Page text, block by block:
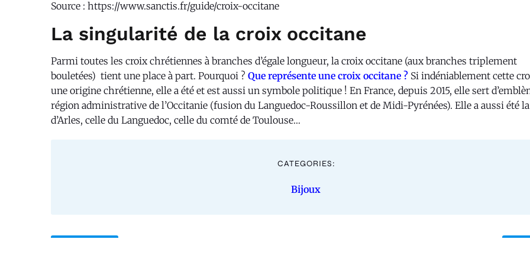
Source : https://www.sanctis.fr/guide/croix-occitane
La singularité de la croix occitane
Parmi toutes les croix chrétiennes à branches d’égale longueur, la croix occitane (aux branches triplement
bouletées) tient une place à part. Pourquoi ? Que représente une croix occitane ? Si indéniablement cette
une origine chrétienne, elle a été et est aussi un symbole politique ! En France, depuis 2015, elle sert
région administrative de l’Occitanie (fusion du Languedoc-Roussillon et de Midi-Pyrénées). Elle a aussi été
d’Arles, celle du Languedoc, celle du comté de Toulouse…
CATEGORIES:
Bijoux